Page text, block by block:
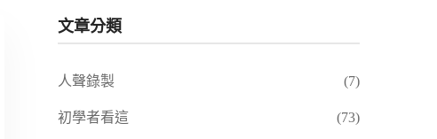
文章分類
人聲錄製 (7)
初學者看這 (73)